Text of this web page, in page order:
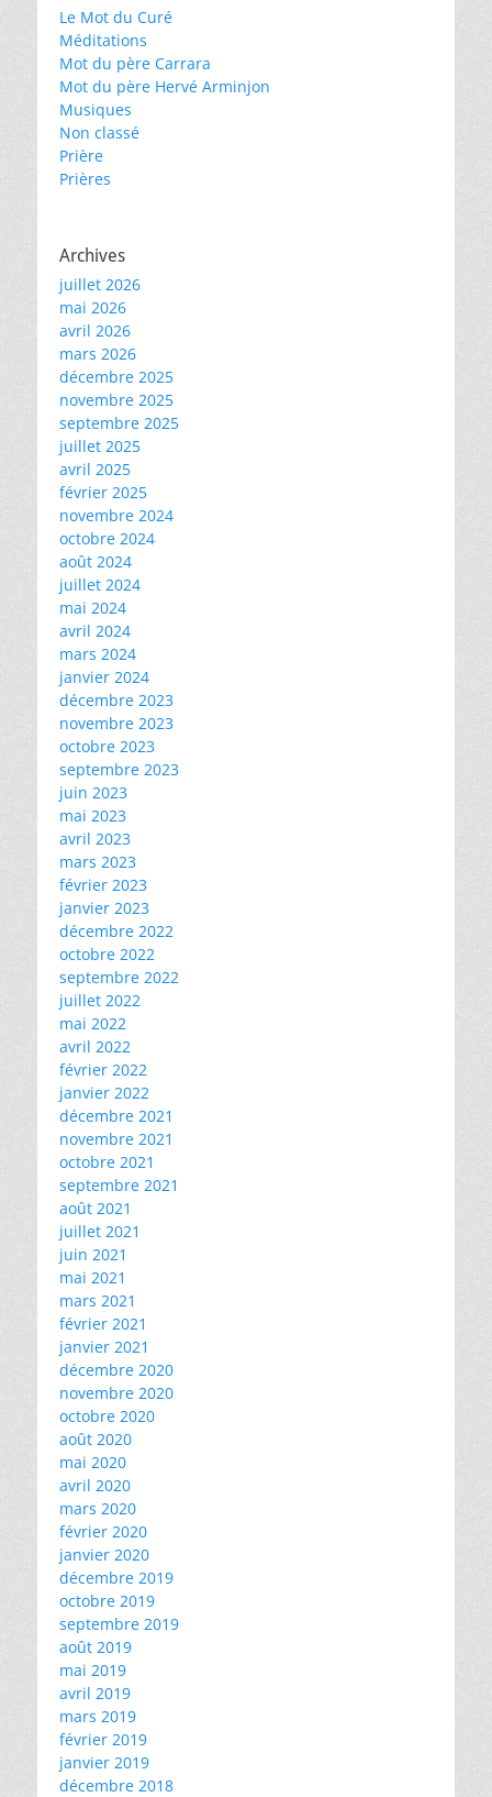
Le Mot du Curé
Méditations
Mot du père Carrara
Mot du père Hervé Arminjon
Musiques
Non classé
Prière
Prières
Archives
juillet 2026
mai 2026
avril 2026
mars 2026
décembre 2025
novembre 2025
septembre 2025
juillet 2025
avril 2025
février 2025
novembre 2024
octobre 2024
août 2024
juillet 2024
mai 2024
avril 2024
mars 2024
janvier 2024
décembre 2023
novembre 2023
octobre 2023
septembre 2023
juin 2023
mai 2023
avril 2023
mars 2023
février 2023
janvier 2023
décembre 2022
octobre 2022
septembre 2022
juillet 2022
mai 2022
avril 2022
février 2022
janvier 2022
décembre 2021
novembre 2021
octobre 2021
septembre 2021
août 2021
juillet 2021
juin 2021
mai 2021
mars 2021
février 2021
janvier 2021
décembre 2020
novembre 2020
octobre 2020
août 2020
mai 2020
avril 2020
mars 2020
février 2020
janvier 2020
décembre 2019
octobre 2019
septembre 2019
août 2019
mai 2019
avril 2019
mars 2019
février 2019
janvier 2019
décembre 2018